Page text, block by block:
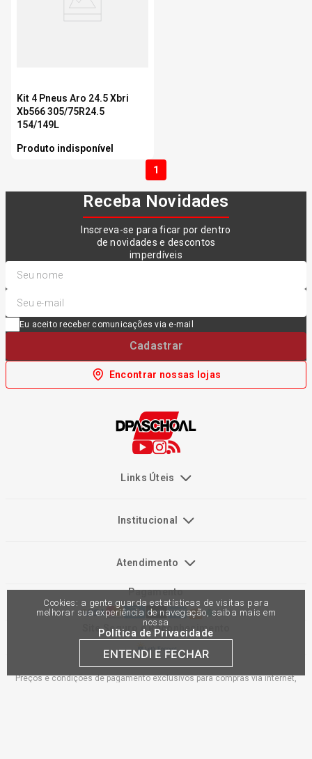
Cookies: a gente guarda estatísticas de visitas para
melhorar sua experiência de navegação, saiba mais em
nossa
Política de Privacidade
ENTENDI E FECHAR
Kit 4 Pneus Aro 24.5 Xbri
Xb566 305/75R24.5
154/149L
Produto indisponível
1
Receba Novidades
Inscreva-se para ficar por dentro
de novidades e descontos
imperdíveis
Eu aceito receber comunicações via e-mail
Cadastrar
Encontrar nossas lojas
Links Úteis
Institucional
Atendimento
Pagamento
Site Seguro e Reconhecimento
Preços e condições de pagamento exclusivos para compras via internet,